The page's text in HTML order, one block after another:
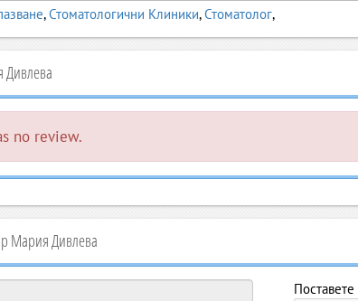
,Стоматологични Клиники,Стоматолог,
no review.
Мария Дивлева
Поставете